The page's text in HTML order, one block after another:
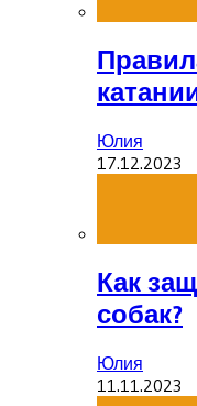
Юлия
17.12.2023
Как
собак?
Юлия
11.11.2023